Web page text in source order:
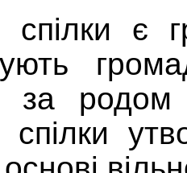
спілки є
за родом
спілки